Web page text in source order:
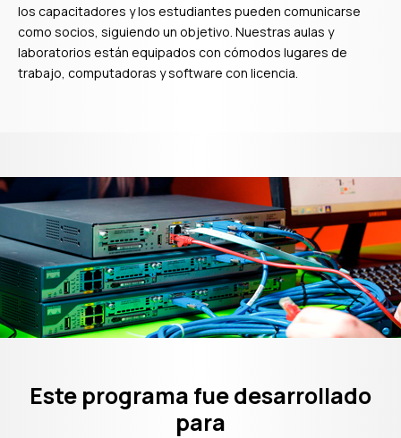
los capacitadores y los estudiantes pueden comunicarse
como socios, siguiendo un objetivo. Nuestras aulas y
laboratorios están equipados con cómodos lugares de
trabajo, computadoras y software con licencia.
Profesionales de
Este programa fue desarrollado
para